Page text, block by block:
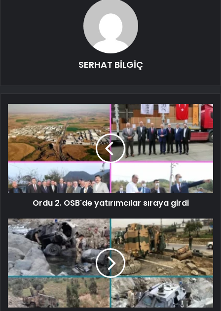
SERHAT BİLGİÇ
Ordu 2. OSB'de yatırımcılar sıraya girdi